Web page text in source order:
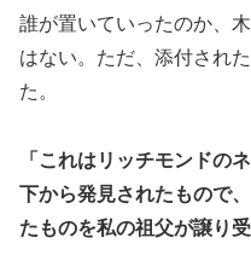
誰が置いていったのか、
はない。ただ、添付され
た。
「これはリッチモンドの
下から発見されたもので
たものを私の祖父が譲り受